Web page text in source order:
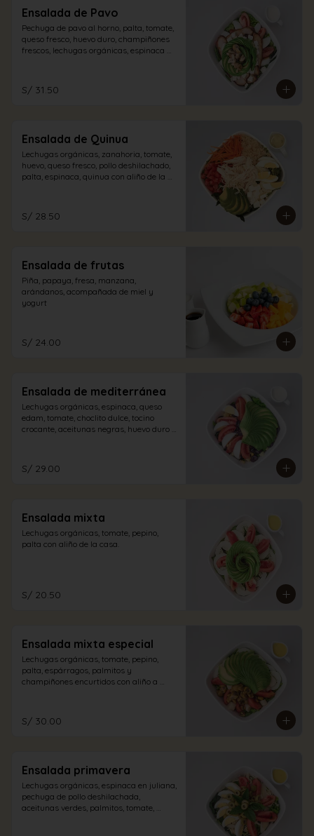
Ensalada de Pavo
Pechuga de pavo al horno, palta, tomate,
queso fresco, huevo duro, champiñones
frescos, lechugas orgánicas, espinaca
S/ 31.50
Ensalada de Quinua
Lechugas orgánicas, zanahoria, tomate,
huevo, queso fresco, pollo deshilachado,
palta, espinaca, quinua con aliño de la
S/ 28.50
Ensalada de frutas
Piña, papaya, fresa, manzana,
arándanos, acompañada de miel y
yogurt
S/ 24.00
Ensalada de mediterránea
Lechugas orgánicas, espinaca, queso
edam, tomate, choclito dulce, tocino
crocante, aceitunas negras, huevo duro y
S/ 29.00
Ensalada mixta
Lechugas orgánicas, tomate, pepino,
palta con aliño de la casa.
S/ 20.50
Ensalada mixta especial
Lechugas orgánicas, tomate, pepino,
palta, espárragos, palmitos y
champiñones encurtidos con aliño a
S/ 30.00
Ensalada primavera
Lechugas orgánicas, espinaca en juliana,
pechuga de pollo deshilachada,
aceitunas verdes, palmitos, tomate,